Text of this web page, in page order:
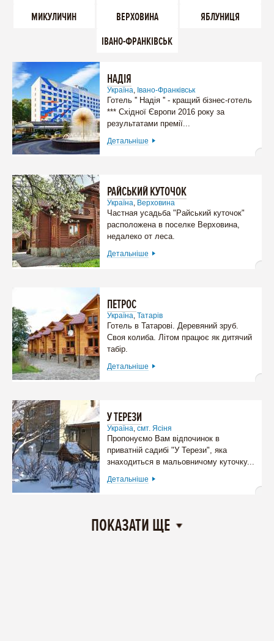
МИКУЛИЧИН
ВЕРХОВИНА
ЯБЛУНИЦЯ
ІВАНО-ФРАНКІВСЬК
НАДІЯ
Україна, Івано-Франківськ
Готель '' Надія '' - кращий бізнес-готель
*** Східної Європи 2016 року за
результатами премії...
Детальніше
РАЙСЬКИЙ КУТОЧОК
Україна, Верховина
Частная усадьба "Райський куточок"
расположена в поселке Верховина,
недалеко от леса.
Детальніше
ПЕТРОС
Україна, Татарів
Готель в Татарові. Деревяний зруб.
Своя колиба. Літом працює як дитячий
табір.
Детальніше
У ТЕРЕЗИ
Україна, смт. Ясіня
Пропонуємо Вам відпочинок в
приватній садибі "У Терези", яка
знаходиться в мальовничому куточку...
Детальніше
ПОКАЗАТИ ЩЕ